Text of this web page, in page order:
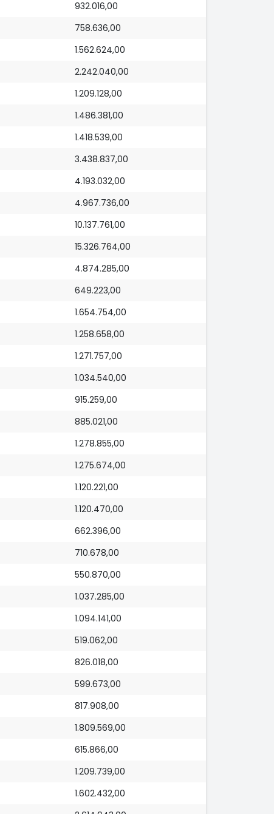
932.016,00
758.636,00
1.562.624,00
2.242.040,00
1.209.128,00
1.486.381,00
1.418.539,00
3.438.837,00
4.193.032,00
4.967.736,00
10.137.761,00
15.326.764,00
4.874.285,00
649.223,00
1.654.754,00
1.258.658,00
1.271.757,00
1.034.540,00
915.259,00
885.021,00
1.278.855,00
1.275.674,00
1.120.221,00
1.120.470,00
662.396,00
710.678,00
550.870,00
1.037.285,00
1.094.141,00
519.062,00
826.018,00
599.673,00
817.908,00
1.809.569,00
615.866,00
1.209.739,00
1.602.432,00